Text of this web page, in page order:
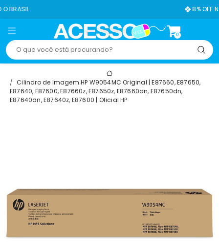
8% OFF NO PIX
0
Cilindro de Imagem HP W9054MC Original | E87660, E87650,
E87640, E87600, E87660z, E87650z, E87660dn, E87650dn,
E87640dn, E87640z, E87600 | Oficial HP